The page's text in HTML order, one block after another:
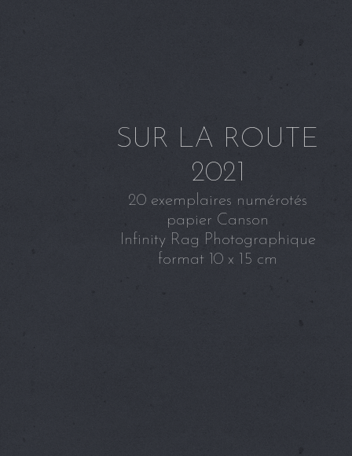
SUR LA ROUTE
2021
20 exemplaires numérotés
papier Canson
Infinity Rag Photographique
format 10 x 15 cm